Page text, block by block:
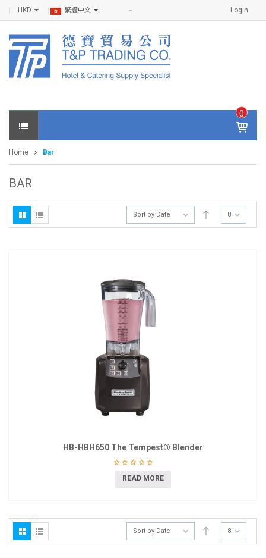
Login
HKD 繁體中文
0
IT
E
S -
0
Home Bar
BAR
Sort by Date 8
HB-HBH650 The Tempest® Blender
READ MORE
Sort by Date 8